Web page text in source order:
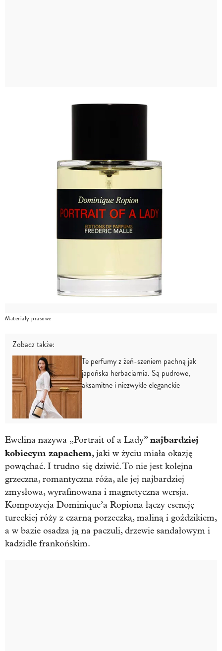
Materiały prasowe
Zobacz także:
Te perfumy z żeń-szeniem pachną jak
japońska herbaciarnia. Są pudrowe,
aksamitne i niezwykle eleganckie
Ewelina nazywa „Portrait of a Lady” najbardziej
kobiecym zapachem, jaki w życiu miała okazję
powąchać. I trudno się dziwić. To nie jest kolejna
grzeczna, romantyczna róża, ale jej najbardziej
zmysłowa, wyrafinowana i magnetyczna wersja.
Kompozycja Dominique’a Ropiona łączy esencję
tureckiej róży z czarną porzeczką, maliną i goździkiem,
a w bazie osadza ją na paczuli, drzewie sandałowym i
kadzidle frankońskim.